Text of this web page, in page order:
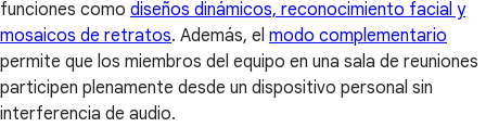
funciones como diseños dinámicos, reconocimiento facial y
mosaicos de retratos. Además, el modo complementario
permite que los miembros del equipo en una sala de reuniones
participen plenamente desde un dispositivo personal sin
interferencia de audio.